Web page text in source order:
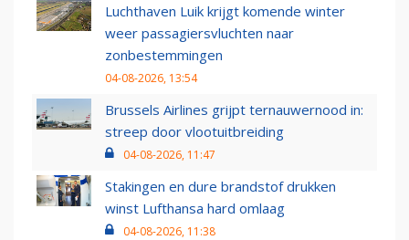
Luchthaven Luik krijgt komende winter
weer passagiersvluchten naar
zonbestemmingen
04-08-2026, 13:54
Brussels Airlines grijpt ternauwernood in:
streep door vlootuitbreiding
04-08-2026, 11:47
Stakingen en dure brandstof drukken
winst Lufthansa hard omlaag
04-08-2026, 11:38